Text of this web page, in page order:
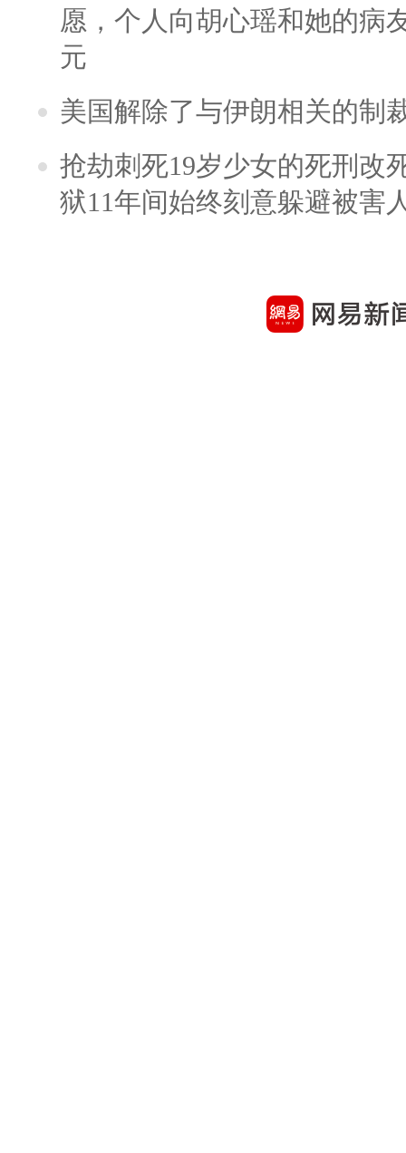
愿，个人向胡心瑶和她的病
元
美国解除了与伊朗相关的制
抢劫刺死19岁少女的死刑改
狱11年间始终刻意躲避被害